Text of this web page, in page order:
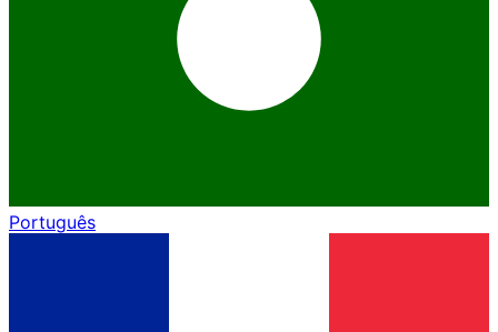
Português